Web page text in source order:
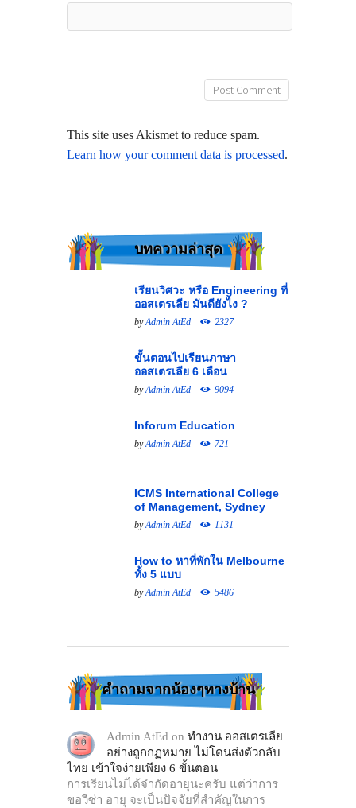
This site uses Akismet to reduce spam.
Learn how your comment data is processed.
บทความล่าสุด
เรียนวิศวะ หรือ Engineering ที่
ออสเตรเลีย มันดียังไง ?
byAdmin AtEd 2327
ขั้นตอนไปเรียนภาษา
ออสเตรเลีย 6 เดือน
byAdmin AtEd 9094
Inforum Education
byAdmin AtEd 721
ICMS International College
of Management, Sydney
byAdmin AtEd 1131
How to หาที่พักใน Melbourne
ทั้ง 5 แบบ
byAdmin AtEd 5486
คำถามจากน้องๆทางบ้าน
Admin AtEd on ทำงาน ออสเตรเลีย
อย่างถูกกฏหมาย ไม่โดนส่งตัวกลับ
ไทย เข้าใจง่ายเพียง 6 ขั้นตอน
การเรียนไม่ได้จำกัดอายุนะครับ แต่ว่าการ
ขอวีซ่า อายุ จะเป็นปัจจัยที่สำคัญในการ